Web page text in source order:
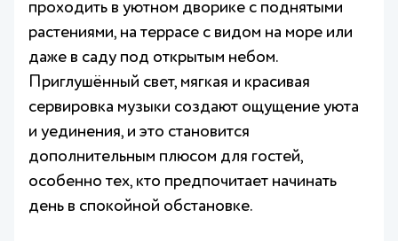
проходить в уютном дворике с поднятыми
растениями, на террасе с видом на море или
даже в саду под открытым небом.
Приглушённый свет, мягкая и красивая
сервировка музыки создают ощущение уюта
и уединения, и это становится
дополнительным плюсом для гостей,
особенно тех, кто предпочитает начинать
день в спокойной обстановке.